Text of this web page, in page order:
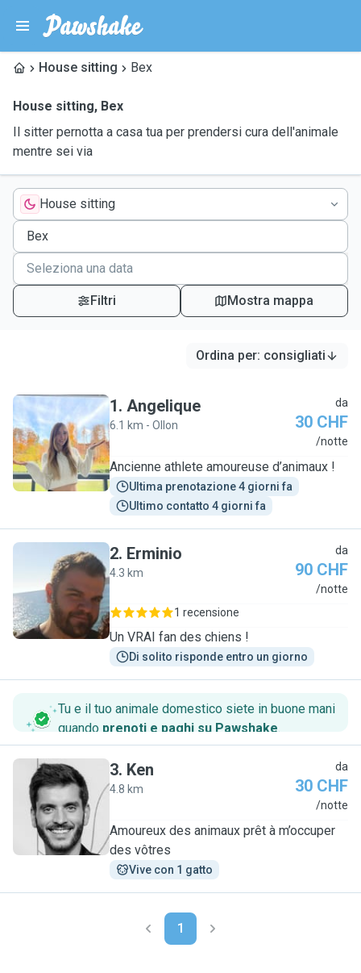
House sitting Bex
House sitting, Bex
Il sitter pernotta a casa tua per prendersi cura dell'animale
mentre sei via
House sitting
Filtri Mostra mappa
Ordina per: consigliati
A
1. Angelique
6.1 km - Ollon
da
30 CHF
/notte
Ancienne athlete amoureuse d’animaux !
Ultima prenotazione 4 giorni fa
Ultimo contatto 4 giorni fa
E
2. Erminio
4.3 km
da
90 CHF
/notte
1 recensione
Un VRAI fan des chiens !
Di solito risponde entro un giorno
Tu e il tuo animale domestico siete in buone mani
quando prenoti e paghi su Pawshake.
K
3. Ken
4.8 km
da
30 CHF
/notte
Amoureux des animaux prêt à m’occuper
des vôtres
Vive con 1 gatto
1